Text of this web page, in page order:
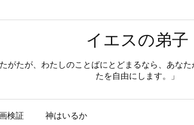
イエスの弟子
がたが、わたしのことばにとどまるなら、あな
たを自由にします。」
検証 神はいるか